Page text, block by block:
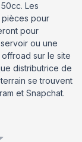
Les
pour
pour
ou une
sur le site
distributrice de
se trouvent
et Snapchat.